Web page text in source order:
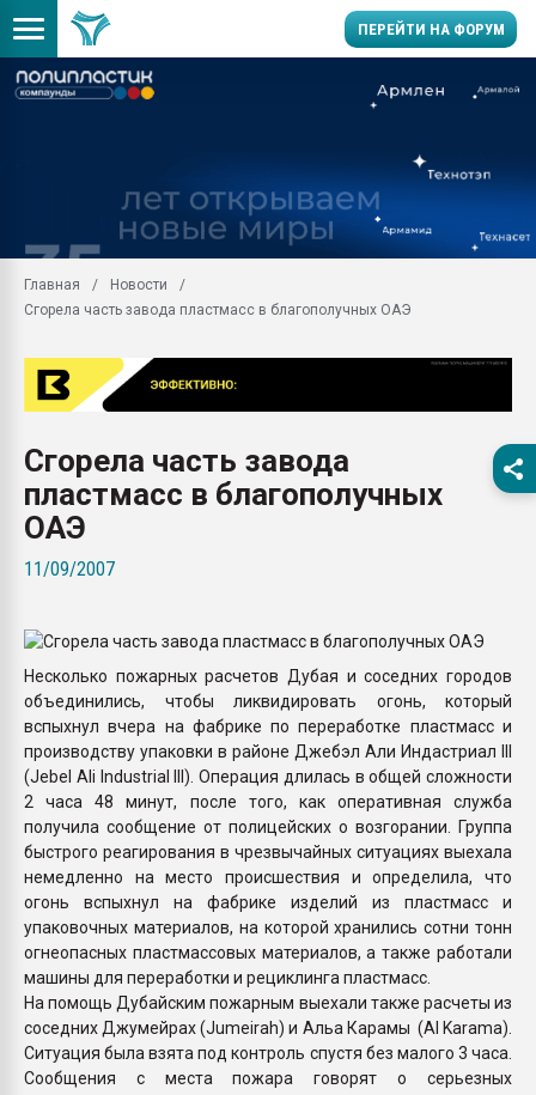
ПЕРЕЙТИ НА ФОРУМ
29.07.2026 ФРП помог
заводу пластмасс"
28.07.2026
28.07.2026
ПЕРЕЙТИ НА
Главная
Новости
Сгорела часть завода пластмасс в благополучных ОАЭ
Сгорела часть завода
пластмасс в благополучных
ОАЭ
11/09/2007
Несколько пожарных расчетов Дубая и соседних городов
объединились, чтобы ликвидировать огонь, который
вспыхнул вчера на фабрике по переработке пластмасс и
производству упаковки в районе Джебэл Али Индастриал III
(Jebel Ali Industrial III). Операция длилась в общей сложности
2 часа 48 минут, после того, как оперативная служба
получила сообщение от полицейских о возгорании. Группа
быстрого реагирования в чрезвычайных ситуациях выехала
немедленно на место происшествия и определила, что
огонь вспыхнул на фабрике изделий из пластмасс и
упаковочных материалов, на которой хранились сотни тонн
огнеопасных пластмассовых материалов, а также работали
машины для переработки и рециклинга пластмасс.
На помощь Дубайским пожарным выехали также расчеты из
соседних Джумейрах (Jumeirah) и Альа Карамы (Al Karama).
Ситуация была взята под контроль спустя без малого 3 часа.
Сообщения с места пожара говорят о серьезных